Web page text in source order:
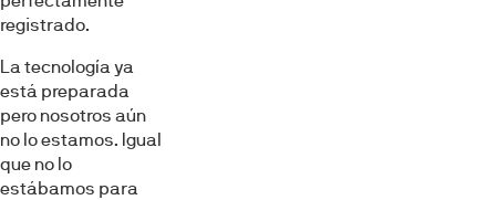
registrado.
La tecnología ya
está preparada
pero nosotros aún
no lo estamos. Igual
que no lo
estábamos para